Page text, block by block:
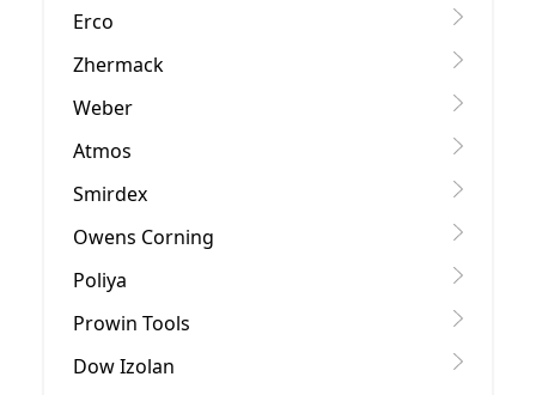
Erco
Zhermack
Weber
Atmos
Smirdex
Owens Corning
Poliya
Prowin Tools
Dow Izolan